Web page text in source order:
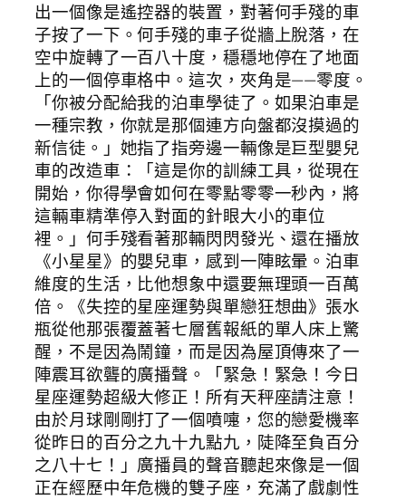
出一個像是遙控器的裝置，對著何手殘的車
子按了一下。何手殘的車子從牆上脫落，在
空中旋轉了一百八十度，穩穩地停在了地面
上的一個停車格中。這次，夾角是——零度。
「你被分配給我的泊車學徒了。如果泊車是
一種宗教，你就是那個連方向盤都沒摸過的
新信徒。」她指了指旁邊一輛像是巨型嬰兒
車的改造車：「這是你的訓練工具，從現在
開始，你得學會如何在零點零零一秒內，將
這輛車精準停入對面的針眼大小的車位
裡。」何手殘看著那輛閃閃發光、還在播放
《小星星》的嬰兒車，感到一陣眩暈。泊車
維度的生活，比他想象中還要無理頭一百萬
倍。《失控的星座運勢與單戀狂想曲》張水
瓶從他那張覆蓋著七層舊報紙的單人床上驚
醒，不是因為鬧鐘，而是因為屋頂傳來了一
陣震耳欲聾的廣播聲。「緊急！緊急！今日
星座運勢超級大修正！所有天秤座請注意！
由於月球剛剛打了一個噴嚏，您的戀愛機率
從昨日的百分之九十九點九，陡降至負百分
之八十七！」廣播員的聲音聽起來像是一個
正在經歷中年危機的雙子座，充滿了戲劇性